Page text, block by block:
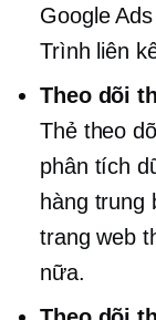
Google
Trình liên
Theo dõi
Thẻ theo
phân tích
hàng trung
trang web
nữa.